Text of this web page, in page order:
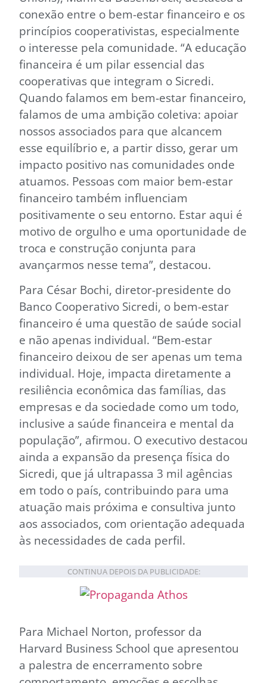
conexão entre o bem-estar financeiro e os
princípios cooperativistas, especialmente
o interesse pela comunidade. “A educação
financeira é um pilar essencial das
cooperativas que integram o Sicredi.
Quando falamos em bem-estar financeiro,
falamos de uma ambição coletiva: apoiar
nossos associados para que alcancem
esse equilíbrio e, a partir disso, gerar um
impacto positivo nas comunidades onde
atuamos. Pessoas com maior bem-estar
financeiro também influenciam
positivamente o seu entorno. Estar aqui é
motivo de orgulho e uma oportunidade de
troca e construção conjunta para
avançarmos nesse tema”, destacou.
Para César Bochi, diretor-presidente do
Banco Cooperativo Sicredi, o bem-estar
financeiro é uma questão de saúde social
e não apenas individual. “Bem-estar
financeiro deixou de ser apenas um tema
individual. Hoje, impacta diretamente a
resiliência econômica das famílias, das
empresas e da sociedade como um todo,
inclusive a saúde financeira e mental da
população”, afirmou. O executivo destacou
ainda a expansão da presença física do
Sicredi, que já ultrapassa 3 mil agências
em todo o país, contribuindo para uma
atuação mais próxima e consultiva junto
aos associados, com orientação adequada
às necessidades de cada perfil.
CONTINUA DEPOIS DA PUBLICIDADE:
Para Michael Norton, professor da
Harvard Business School que apresentou
a palestra de encerramento sobre